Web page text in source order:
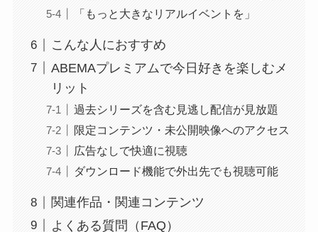
「もっと大きなリアルイベントを」
こんな人におすすめ
ABEMAプレミアムで今日好きを楽しむメ
リット
過去シリーズを含む見逃し配信が見放題
限定コンテンツ・未公開映像へのアクセス
広告なしで快適に視聴
ダウンロード機能で外出先でも視聴可能
関連作品・関連コンテンツ
よくある質問（FAQ）